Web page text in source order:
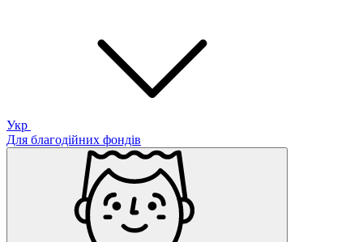
Укр
Для благодійних фондів